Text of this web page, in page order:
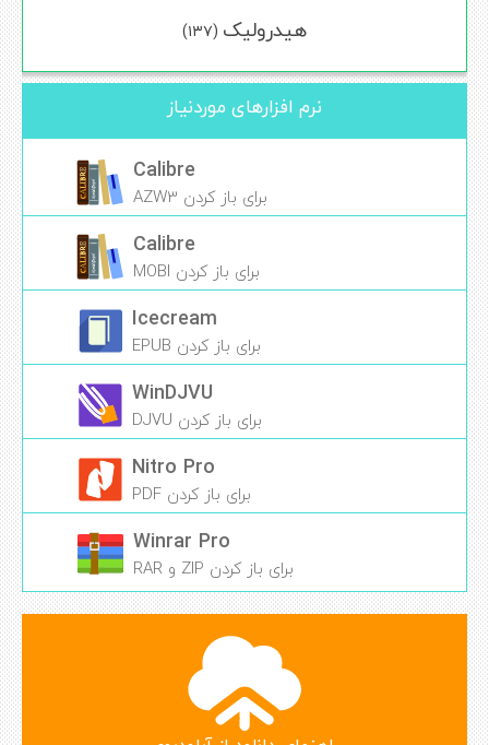
هیدرولیک (۱۳۷)
نرم افزارهای موردنیاز
Calibre
برای باز کردن AZW3
Calibre
برای باز کردن MOBI
Icecream
برای باز کردن EPUB
WinDJVU
برای باز کردن DJVU
Nitro Pro
برای باز کردن PDF
Winrar Pro
برای باز کردن ZIP و RAR